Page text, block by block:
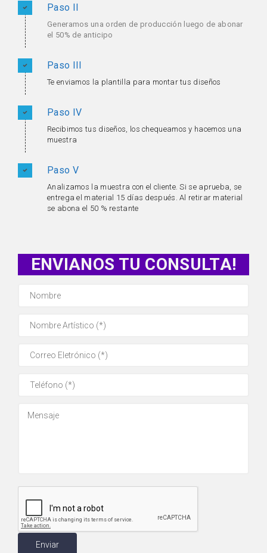
Paso II
Generamos una orden de producción luego de abonar
el 50% de anticipo
Paso III
Te enviamos la plantilla para montar tus diseños
Paso IV
Recibimos tus diseños, los chequeamos y hacemos una
muestra
Paso V
Analizamos la muestra con el cliente. Si se aprueba, se
entrega el material 15 días después. Al retirar material
se abona el 50 % restante
ENVIANOS TU CONSULTA!